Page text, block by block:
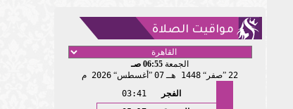
مواقيت الصلاة
الجمعة 06:55 صـ
22 صفر 1448 هـ 07 أغسطس 2026 م
الفجر
03:41